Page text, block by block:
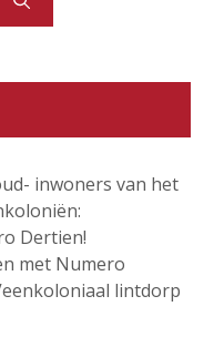
inwoners van het
Dertien!
met Numero
lintdorp